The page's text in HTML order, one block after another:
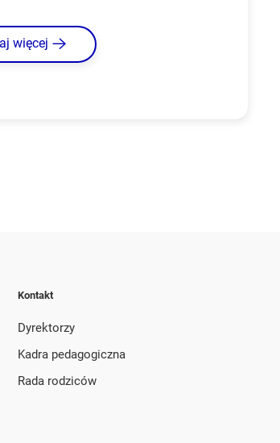
więcej
Kontakt
Dyrektorzy
Kadra pedagogiczna
Rada rodziców